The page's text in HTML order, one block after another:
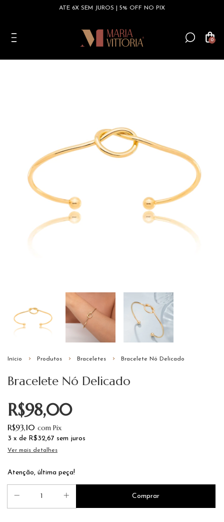
ATÉ 6X SEM JUROS | 5% OFF NO PIX
0
Início Produtos Braceletes Bracelete Nó Delicado
Bracelete Nó Delicado
R$98,00
R$93,10 com Pix
3 x de R$32,67 sem juros
Ver mais detalhes
Atenção, última peça!